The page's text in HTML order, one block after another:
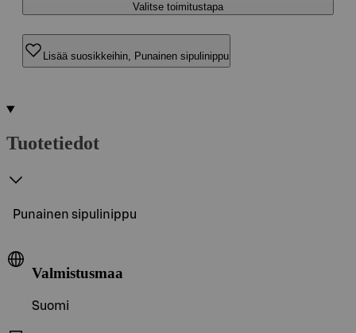
Valitse toimitustapa
Lisää suosikkeihin, Punainen sipulinippu
Tuotetiedot
Punainen sipulinippu
Valmistusmaa
Suomi